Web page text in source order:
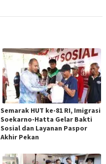
Semarak HUT ke-81 RI, Imigrasi
Soekarno-Hatta Gelar Bakti
Sosial dan Layanan Paspor
Akhir Pekan